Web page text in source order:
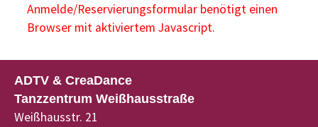
Anmelde/Reservierungsformular benötigt einen
Browser mit aktiviertem Javascript.
ADTV & CreaDance
Tanzzentrum Weißhausstraße
Weißhausstr. 21